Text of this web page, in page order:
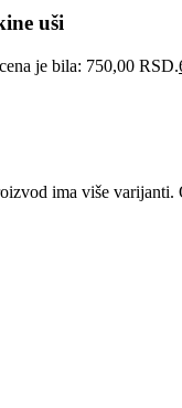
uši
je bila: 750,00 RSD.
ima više varijanti.